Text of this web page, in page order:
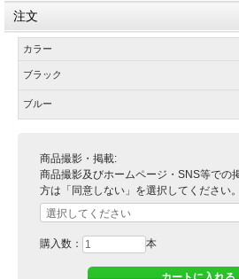
注文
カラー
ブラック
ブルー
商品撮影・掲載:
商品撮影及びホームページ・SNS等での
方は「同意しない」を選択してください。
購入数： 本